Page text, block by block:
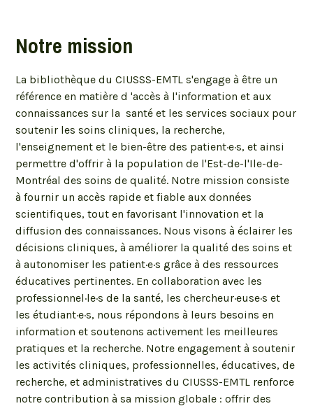
Notre mission
La bibliothèque du CIUSSS-EMTL s'engage à être un
référence en matière d 'accès à l'information et aux
connaissances sur la santé et les services sociaux pour
soutenir les soins cliniques, la recherche,
l'enseignement et le bien-être des patient·e·s, et ainsi
permettre d'offrir à la population de l'Est-de-l'Ile-de-
Montréal des soins de qualité. Notre mission consiste
à fournir un accès rapide et fiable aux données
scientifiques, tout en favorisant l'innovation et la
diffusion des connaissances. Nous visons à éclairer les
décisions cliniques, à améliorer la qualité des soins et
à autonomiser les patient·e·s grâce à des ressources
éducatives pertinentes. En collaboration avec les
professionnel·le·s de la santé, les chercheur·euse·s et
les étudiant·e·s, nous répondons à leurs besoins en
information et soutenons activement les meilleures
pratiques et la recherche. Notre engagement à soutenir
les activités cliniques, professionnelles, éducatives, de
recherche, et administratives du CIUSSS-EMTL renforce
notre contribution à sa mission globale : offrir des